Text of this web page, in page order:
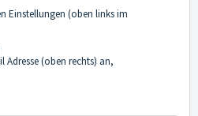
Einstellungen (oben links im
Adresse (oben rechts) an,